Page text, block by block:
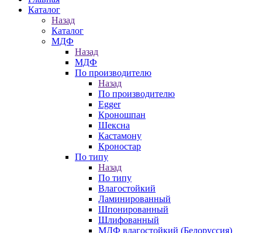
Каталог
Назад
Каталог
МДФ
Назад
МДФ
По производителю
Назад
По производителю
Egger
Кроношпан
Шексна
Кастамону
Кроностар
По типу
Назад
По типу
Влагостойкий
Ламинированный
Шпонированный
Шлифованный
МДФ влагостойкий (Белоруссия)